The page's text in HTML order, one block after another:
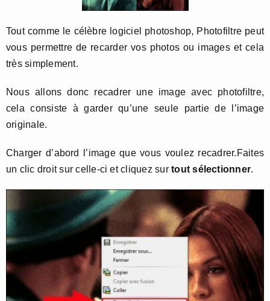
Tout comme le célèbre logiciel photoshop, Photofiltre peut
vous permettre de recarder vos photos ou images et cela
très simplement.
Nous allons donc recadrer une image avec photofiltre,
cela consiste à garder qu’une seule partie de l’image
originale.
Charger d’abord l’image que vous voulez recadrer.Faites
un clic droit sur celle-ci et cliquez surtout sélectionner.